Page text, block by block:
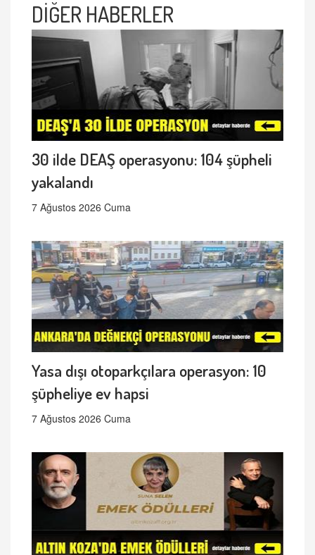
DİĞER HABERLER
30 ilde DEAŞ operasyonu: 104 şüpheli
yakalandı
7 Ağustos 2026 Cuma
Yasa dışı otoparkçılara operasyon: 10
şüpheliye ev hapsi
7 Ağustos 2026 Cuma